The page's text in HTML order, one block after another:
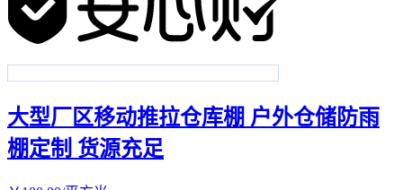
大型厂区移动推拉仓库棚 户外仓储防雨
棚定制 货源充足